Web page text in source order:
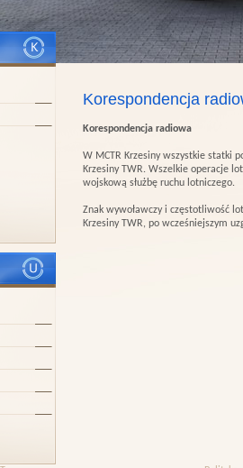
Korespondencja
Korespondencja radiowa
W MCTR Krzesiny wszystkie statki
Krzesiny TWR. Wszelkie operacje
wojskową służbę ruchu lotniczego.
Znak wywoławczy i częstotliwość
Krzesiny TWR, po wcześniejszym